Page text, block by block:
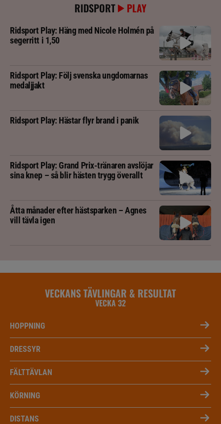
RIDSPORT PLAY
Ridsport Play: Häng med Nicole Holmén på
segerritt i 1,50
Ridsport Play: Följ svenska ungdomarnas
medaljjakt
Ridsport Play: Hästar flyr brand i panik
Ridsport Play: Grand Prix-tränaren avslöjar
sina knep – så blir hästen trygg överallt
Åtta månader efter hästsparken – Agnes
vill tävla igen
VECKANS TÄVLINGAR & RESULTAT
VECKA 32
HOPPNING
DRESSYR
FÄLTTÄVLAN
KÖRNING
DISTANS